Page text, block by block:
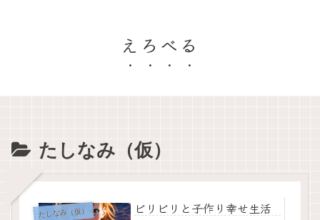
えろべる
たしなみ（仮）
たしなみ（仮） ビリビリと子作り幸せ生活